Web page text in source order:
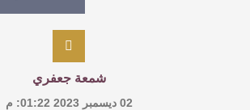
شمعة جعفري
02 ديسمبر 2023 01:22: م